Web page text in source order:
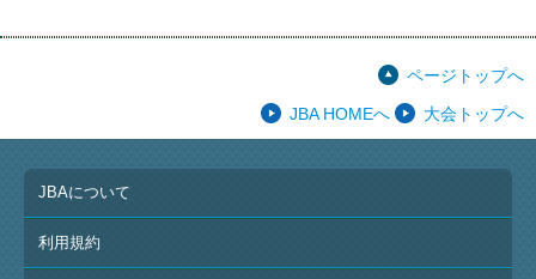
ページトップへ
JBA HOMEへ
大会トップへ
JBAについて
利用規約